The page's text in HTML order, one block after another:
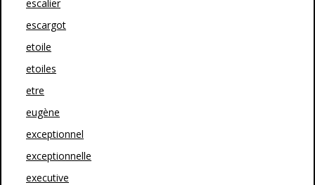
escalier
escargot
etoile
etoiles
etre
eugène
exceptionnel
exceptionnelle
executive